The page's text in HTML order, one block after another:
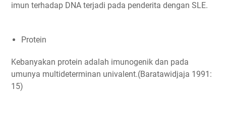
imun terhadap DNA terjadi pada penderita dengan SLE.
Protein
Kebanyakan protein adalah imunogenik dan pada
umunya multideterminan univalent.(Baratawidjaja 1991:
15)